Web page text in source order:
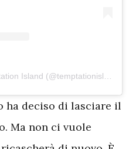
ha deciso di lasciare il
Ma non ci vuole